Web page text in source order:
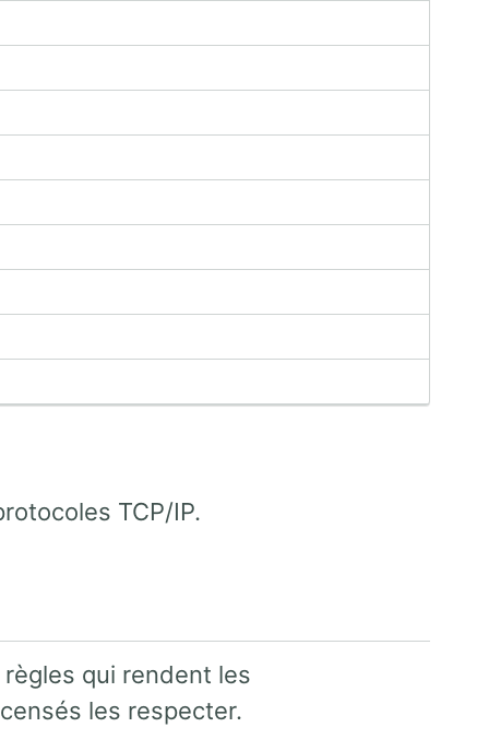
TCP/IP.
qui rendent les
les respecter.